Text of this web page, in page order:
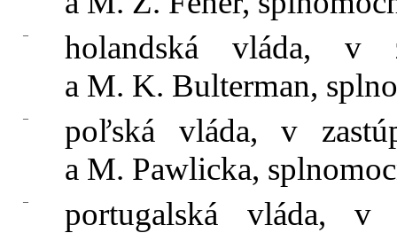
–
holandská vláda, v
a M. K. Bulterman,
–
poľská vláda, v
a M. Pawlicka,
–
portugalská vláda, v